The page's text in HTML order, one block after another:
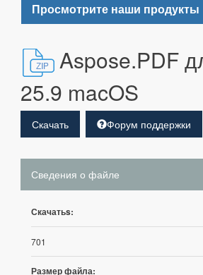
Просмотрите наши продукты
Aspose.PDF
25.9 macOS
Скачать Форум поддержки
Сведения о файле
Скачатьs:
701
Размер файла: